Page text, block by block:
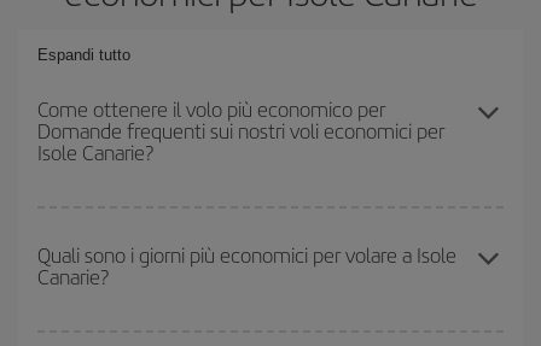
Espandi tutto
Come ottenere il volo più economico per
Domande frequenti sui nostri voli economici per
Isole Canarie?
economico se eviti l'alta stagione, acquisti in anticipo e hai una
certa flessibilità rispetto alle date e agli orari di andata e ritorno.
Quali sono i giorni più economici per volare a Isole
Canarie?